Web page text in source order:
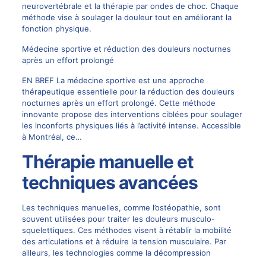
neurovertébrale et la thérapie par ondes de choc. Chaque
méthode vise à soulager la douleur tout en améliorant la
fonction physique.
Médecine sportive et réduction des douleurs nocturnes
après un effort prolongé
EN BREF La médecine sportive est une approche
thérapeutique essentielle pour la réduction des douleurs
nocturnes après un effort prolongé. Cette méthode
innovante propose des interventions ciblées pour soulager
les inconforts physiques liés à l’activité intense. Accessible
à Montréal, ce…
Thérapie manuelle et
techniques avancées
Les techniques manuelles, comme l’ostéopathie, sont
souvent utilisées pour traiter les douleurs musculo-
squelettiques. Ces méthodes visent à rétablir la mobilité
des articulations et à réduire la tension musculaire. Par
ailleurs, les technologies comme la décompression